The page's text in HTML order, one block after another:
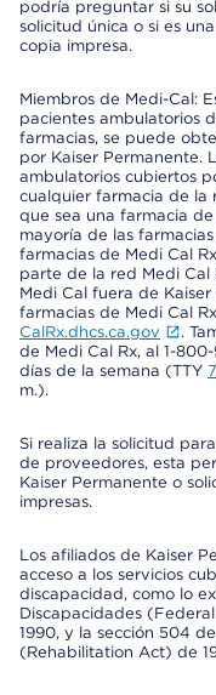
podría preguntar si su
solicitud única o si es
copia impresa.
Miembros de Medi-Cal:
pacientes ambulatorios
farmacias, se puede
por Kaiser Permanente.
ambulatorios cubiertos
cualquier farmacia de la
que sea una farmacia
mayoría de las
farmacias de Medi Cal
parte de la red Medi Cal
Medi Cal fuera de
farmacias de Medi Cal
CalRx.dhcs.ca.gov
.
de Medi Cal Rx, al 1-
días de la semana (TTY
m.).
Si realiza la solicitud
de proveedores, esta
Kaiser Permanente o
impresas.
Los afiliados de Kaiser
acceso a los servicios
discapacidad, como lo
Discapacidades
1990, y la sección 504
(Rehabilitation Act) de